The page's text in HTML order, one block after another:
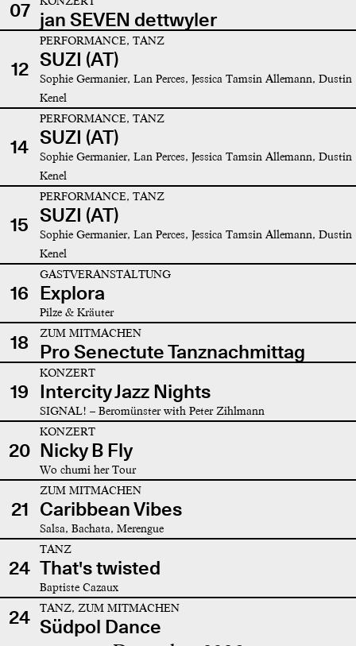
07 jan SEVEN dettwyler
12
PERFORMANCE, TANZ
SUZI (AT)
Sophie Germanier, Lan Perces, Jessica Tamsin Allemann, Dustin
Kenel
14
PERFORMANCE, TANZ
SUZI (AT)
Sophie Germanier, Lan Perces, Jessica Tamsin Allemann, Dustin
Kenel
15
PERFORMANCE, TANZ
SUZI (AT)
Sophie Germanier, Lan Perces, Jessica Tamsin Allemann, Dustin
Kenel
16
GASTVERANSTALTUNG
Explora
Pilze & Kräuter
18 ZUM MITMACHEN
Pro Senectute Tanznachmittag
19
KONZERT
Intercity Jazz Nights
SIGNAL! – Beromünster with Peter Zihlmann
20
KONZERT
Nicky B Fly
Wo chumi her Tour
21
ZUM MITMACHEN
Caribbean Vibes
Salsa, Bachata, Merengue
24
TANZ
That's twisted
Baptiste Cazaux
24 TANZ, ZUM MITMACHEN
Südpol Dance